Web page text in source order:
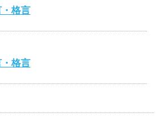
格言
格言